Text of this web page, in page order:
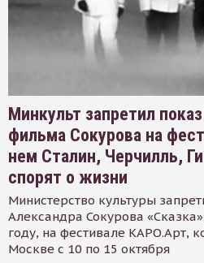
Минкульт запретил
фильма Сокурова на
нем Сталин, Черчилль,
спорят о жизни
Министерство культуры
Александра Сокурова
году, на фестивале КАРО.Арт,
Москве с 10 по 15 октября